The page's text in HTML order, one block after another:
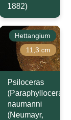
1882)
Hettangium
11,3 cm
Psiloceras
(Paraphylloceras)
naumanni
(Neumayr,